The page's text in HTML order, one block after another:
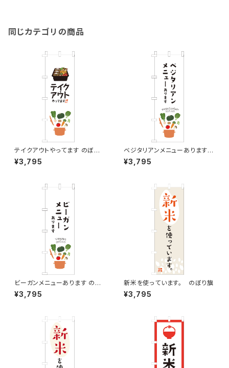
同じカテゴリの商品
テイクアウトやってます のぼり
旗
¥3,795
ベジタリアンメニューあります
のぼり旗
¥3,795
ビーガンメニューあります のぼ
り旗
¥3,795
新米を使っています。 のぼり旗
¥3,795